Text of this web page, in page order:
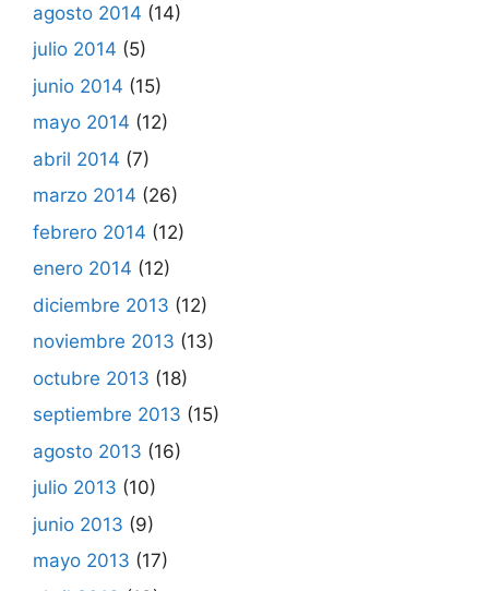
agosto 2014 (14)
julio 2014 (5)
junio 2014 (15)
mayo 2014 (12)
abril 2014 (7)
marzo 2014 (26)
febrero 2014 (12)
enero 2014 (12)
diciembre 2013 (12)
noviembre 2013 (13)
octubre 2013 (18)
septiembre 2013 (15)
agosto 2013 (16)
julio 2013 (10)
junio 2013 (9)
mayo 2013 (17)